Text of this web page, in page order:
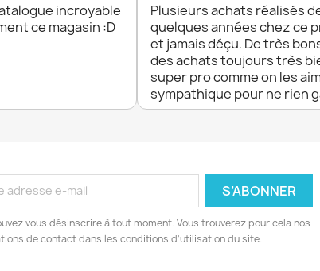
incroyable
ce magasin :D
Plusieurs achats réalisés
quelques années chez ce
et jamais déçu. De très
des achats toujours très
super pro comme on les
sympathique pour ne rien
vous désinscrire à tout moment. Vous trouverez pour cela nos
de contact dans les conditions d'utilisation du site.